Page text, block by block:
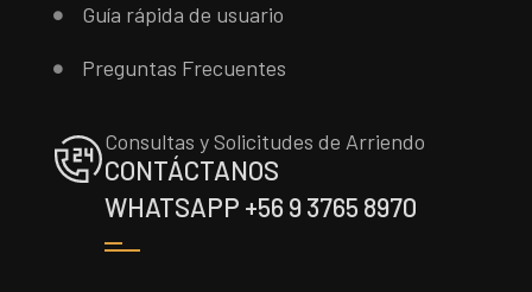
Guía rápida de usuario
Preguntas Frecuentes
Consultas y Solicitudes de Arriendo
CONTÁCTANOS
WHATSAPP +56 9 3765 8970